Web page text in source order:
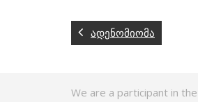
ადენომიომა
We are a participant in